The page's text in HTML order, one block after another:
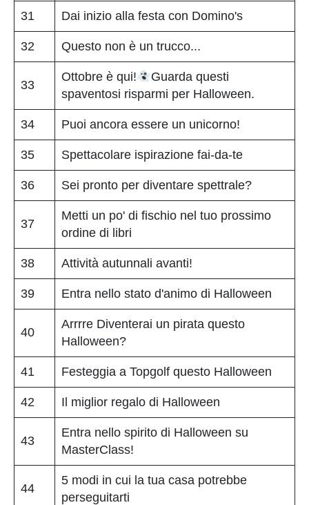
31 Dai inizio alla festa con Domino's
32 Questo non è un trucco...
33
Ottobre è qui!
Guarda questi
spaventosi risparmi per Halloween.
34 Puoi ancora essere un unicorno!
35 Spettacolare ispirazione fai-da-te
36 Sei pronto per diventare spettrale?
37
Metti un po' di fischio nel tuo prossimo
ordine di libri
38 Attività autunnali avanti!
39 Entra nello stato d'animo di Halloween
40
Arrrre Diventerai un pirata questo
Halloween?
41 Festeggia a Topgolf questo Halloween
42 Il miglior regalo di Halloween
43
Entra nello spirito di Halloween su
MasterClass!
44
5 modi in cui la tua casa potrebbe
perseguitarti